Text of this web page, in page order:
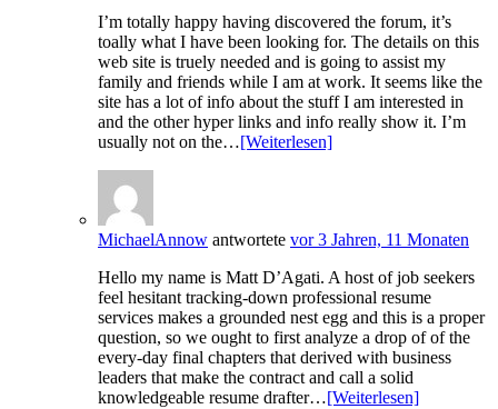
I’m totally happy having discovered the forum, it’s
toally what I have been looking for. The details on this
web site is truely needed and is going to assist my
family and friends while I am at work. It seems like the
site has a lot of info about the stuff I am interested in
and the other hyper links and info really show it. I’m
usually not on the…[Weiterlesen]
MichaelAnnow antwortete vor 3 Jahren, 11 Monaten
Hello my name is Matt D’Agati. A host of job seekers
feel hesitant tracking-down professional resume
services makes a grounded nest egg and this is a proper
question, so we ought to first analyze a drop of of the
every-day final chapters that derived with business
leaders that make the contract and call a solid
knowledgeable resume drafter…[Weiterlesen]